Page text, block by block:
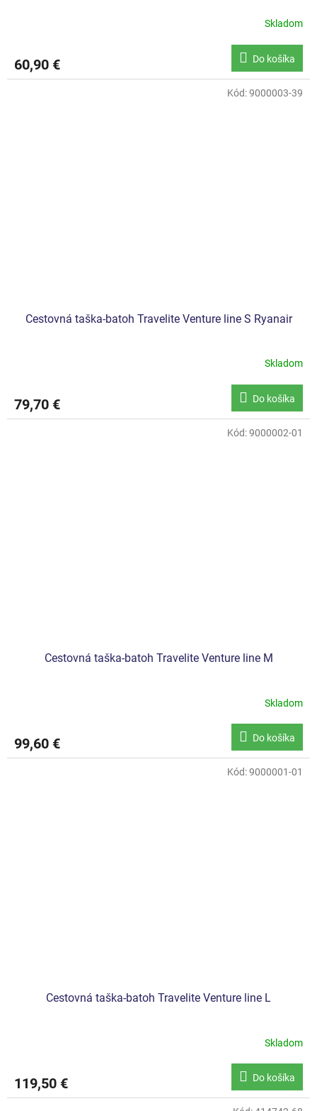
Skladom
60,90 € Do košíka
Cestovná taška-batoh Travelite Venture line S Ryanair
Skladom
79,70 € Do košíka
Kód:9000003-39
Cestovná taška-batoh Travelite Venture line M
Skladom
99,60 € Do košíka
Kód:9000002-01
Cestovná taška-batoh Travelite Venture line L
Skladom
119,50 € Do košíka
Kód:9000001-01